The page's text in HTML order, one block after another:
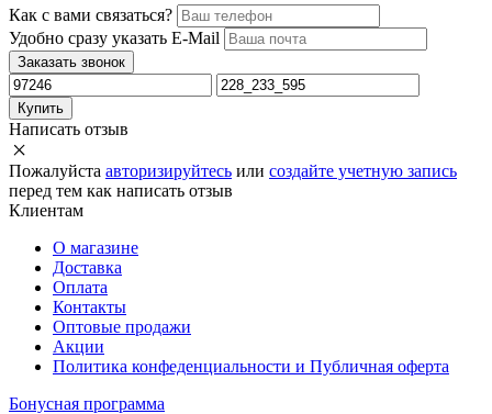
Как с вами связаться?
Удобно сразу указать E-Mail
Заказать звонок
Купить
Написать отзыв
Пожалуйста авторизируйтесь или создайте учетную запись
перед тем как написать отзыв
Клиентам
О магазине
Доставка
Оплата
Контакты
Оптовые продажи
Акции
Политика конфеденциальности и Публичная оферта
Бонусная программа